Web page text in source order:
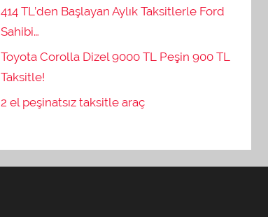
414 TL’den Başlayan Aylık Taksitlerle Ford
Sahibi…
Toyota Corolla Dizel 9000 TL Peşin 900 TL
Taksitle!
2 el peşinatsız taksitle araç